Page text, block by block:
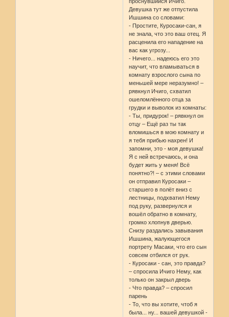
Девушка тут же отпустила
Ишшина со словами:
- Простите, Куросаки-сан, я
не знала, что это ваш отец. Я
расценила его нападение на
вас как угрозу...
- Ничего... надеюсь его это
научит, что вламываться в
комнату взрослого сына по
меньшей мере неразумно! –
рявкнул Ичиго, схватил
ошеломлённого отца за
грудки и выволок из комнаты:
- Ты, придурок! – рявкнул он
отцу – Ещё раз ты так
вломишься в мою комнату и
я тебя прибью нахрен! И
запомни, это - моя девушка!
Я с ней встречаюсь, и она
будет жить у меня! Всё
понятно?! – с этими словами
он отправил Куросаки –
старшего в полёт вниз с
лестницы, подхватил Нему
под руку, развернулся и
вошёл обратно в комнату,
громко хлопнув дверью.
Снизу раздались завывания
Ишшина, жалующегося
портрету Масаки, что его сын
совсем отбился от рук.
- Куросаки - сан, это правда?
– спросила Ичиго Нему, как
только он закрыл дверь
- Что правда? – спросил
парень
- То, что вы хотите, чтоб я
была... ну... вашей девушкой -